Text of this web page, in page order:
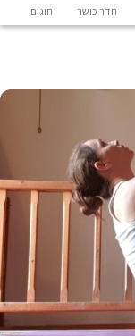
חדר כושר חוגים